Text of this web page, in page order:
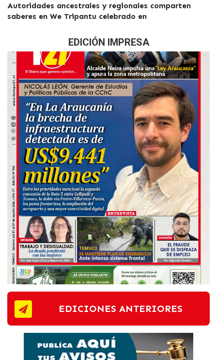
Autoridades ancestrales y regionales comparten
saberes en We Tripantu celebrado en
EDICIÓN IMPRESA
EDICIONES ANTERIORES